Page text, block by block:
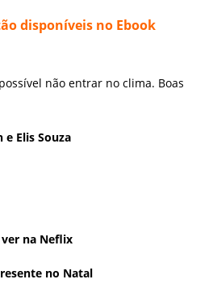
disponíveis no Ebook
não entrar no clima. Boas
e Elis Souza
na Neflix
no Natal